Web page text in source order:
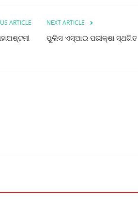
ARTICLE NEXT ARTICLE
ପୁଲିସ ଏସ୍ଆଇ ପରୀକ୍ଷା ସ୍ଥଗିତ